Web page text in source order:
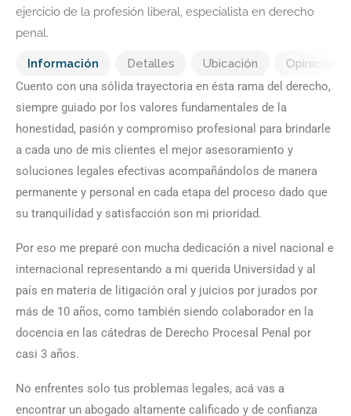
ejercicio de la profesión liberal, especialista en derecho
penal.
Información Detalles Ubicación
Opiniones
Cuento con una sólida trayectoria en ésta rama del derecho,
siempre guiado por los valores fundamentales de la
honestidad, pasión y compromiso profesional para brindarle
a cada uno de mis clientes el mejor asesoramiento y
soluciones legales efectivas acompañándolos de manera
permanente y personal en cada etapa del proceso dado que
su tranquilidad y satisfacción son mi prioridad.
Por eso me preparé con mucha dedicación a nivel nacional e
internacional representando a mi querida Universidad y al
país en materia de litigación oral y juicios por jurados por
más de 10 años, como también siendo colaborador en la
docencia en las cátedras de Derecho Procesal Penal por
casi 3 años.
No enfrentes solo tus problemas legales, acá vas a
encontrar un abogado altamente calificado y de confianza